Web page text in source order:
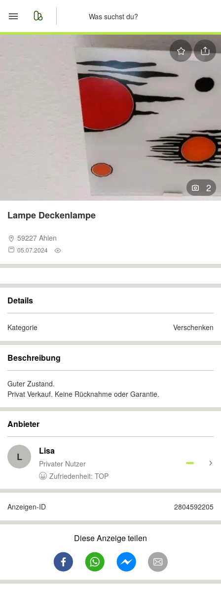
Nachrichten
Anzeige aufgeben
2
Lampe Deckenlampe
59227 Ahlen
05.07.2024
Details
Kategorie Verschenken
Beschreibung
Guter Zustand.
Privat Verkauf. Keine Rücknahme oder Garantie.
Anbieter
L Lisa
Privater Nutzer
Zufriedenheit: TOP
Anzeigen-ID 2804592205
Diese Anzeige teilen